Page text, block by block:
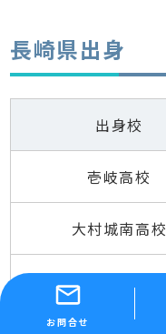
長崎県出身
出身校
壱岐高校
大村城南高校
向陽高校
お問合せ